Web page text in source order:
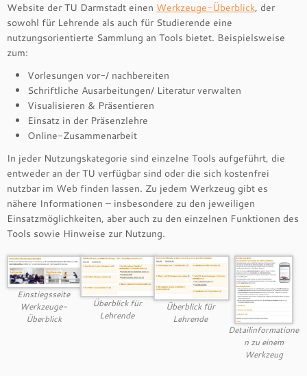
Website der TU Darmstadt einen Werkzeuge-Überblick, der
sowohl für Lehrende als auch für Studierende eine
nutzungsorientierte Sammlung an Tools bietet. Beispielsweise
zum:
Vorlesungen vor-/ nachbereiten
Schriftliche Ausarbeitungen/ Literatur verwalten
Visualisieren & Präsentieren
Einsatz in der Präsenzlehre
Online-Zusammenarbeit
In jeder Nutzungskategorie sind einzelne Tools aufgeführt, die
entweder an der TU verfügbar sind oder die sich kostenfrei
nutzbar im Web finden lassen. Zu jedem Werkzeug gibt es
nähere Informationen – insbesondere zu den jeweiligen
Einsatzmöglichkeiten, aber auch zu den einzelnen Funktionen des
Tools sowie Hinweise zur Nutzung.
Einstiegsseite
Werkzeuge-
Überblick
Überblick für
Lehrende
Überblick für
Lehrende
Detailinformatione
n zu einem
Werkzeug